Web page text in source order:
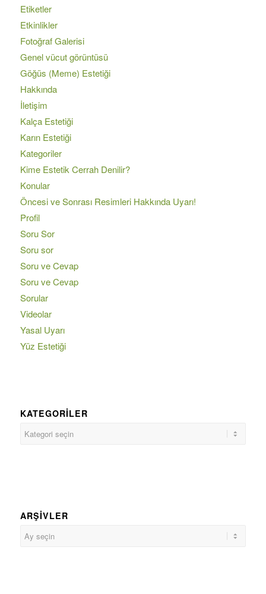
Etiketler
Etkinlikler
Fotoğraf Galerisi
Genel vücut görüntüsü
Göğüs (Meme) Estetiği
Hakkında
İletişim
Kalça Estetiği
Karın Estetiği
Kategoriler
Kime Estetik Cerrah Denilir?
Konular
Öncesi ve Sonrası Resimleri Hakkında Uyarı!
Profil
Soru Sor
Soru sor
Soru ve Cevap
Soru ve Cevap
Sorular
Videolar
Yasal Uyarı
Yüz Estetiği
KATEGORILER
ARŞIVLER